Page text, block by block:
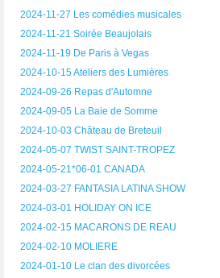
2024-11-27 Les comédies musicales
2024-11-21 Soirée Beaujolais
2024-11-19 De Paris à Vegas
2024-10-15 Ateliers des Lumières
2024-09-26 Repas d'Automne
2024-09-05 La Baie de Somme
2024-10-03 Château de Breteuil
2024-05-07 TWIST SAINT-TROPEZ
2024-05-21*06-01 CANADA
2024-03-27 FANTASIA LATINA SHOW
2024-03-01 HOLIDAY ON ICE
2024-02-15 MACARONS DE REAU
2024-02-10 MOLIERE
2024-01-10 Le clan des divorcées